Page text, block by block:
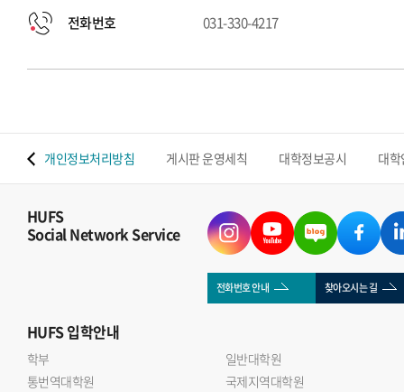
전화번호 031-330-4217
개인정보처리방침 게시판 운영세칙 대학정보공시 대
HUFS
Social Network Service
전화번호 안내 찾아오시는 길
HUFS입학안내
학부
일반대학원
통번역대학원
국제지역대학원